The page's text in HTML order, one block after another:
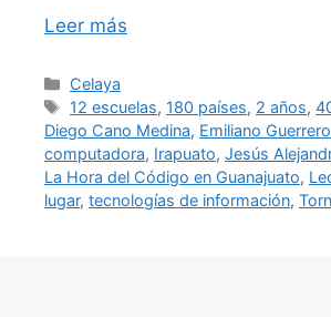
Leer más
Categorías
Celaya
Etiquetas
12 escuelas, 180 países, 2 años,
Diego Cano Medina, Emiliano
computadora, Irapuato, Jesús
La Hora del Código en Guanajuato,
lugar, tecnologías de información,